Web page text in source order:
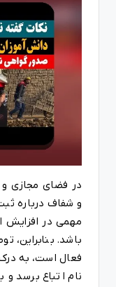
در فضای مجازی
و شفاف درباره
مهمی در افزایش
باشد. بنابراین،
فعال است، به
نام اتباع برسد